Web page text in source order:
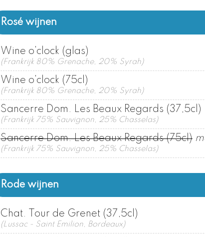
Rosé wijnen
Wine o'clock (glas)
(Frankrijk 80% Grenache, 20% Syrah)
Wine o'clock (75cl)
(Frankrijk 80% Grenache, 20% Syrah)
Sancerre Dom. Les Beaux Regards (37,5cl)
(Frankrijk 75% Sauvignon, 25% Chasselas)
Sancerre Dom. Les Beaux Regards (75cl)
(Frankrijk 75% Sauvignon, 25% Chasselas)
Rode wijnen
Chat. Tour de Grenet (37,5cl)
(Lussac - Saint Emilion, Bordeaux)